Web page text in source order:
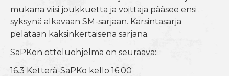
mukana viisi joukkuetta ja voittaja pääsee ensi
syksynä alkavaan SM-sarjaan. Karsintasarja
pelataan kaksinkertaisena sarjana.
SaPKon otteluohjelma on seuraava:
16.3 Ketterä-SaPKo kello 16:00